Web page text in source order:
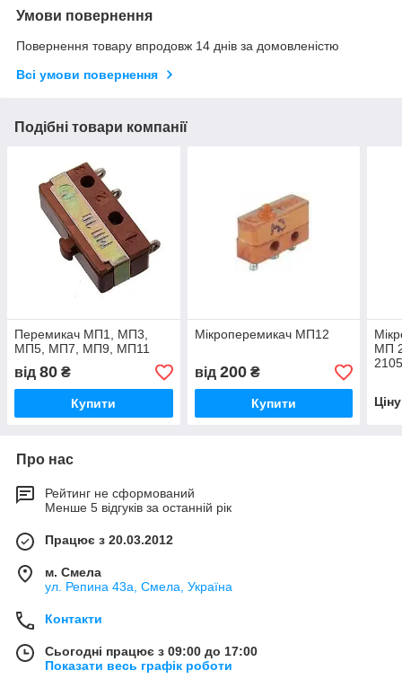
Умови повернення
Повернення товару впродовж 14 днів за домовленістю
Всі умови повернення
Подібні товари компанії
Перемикач МП1, МП3,
МП5, МП7, МП9, МП11
від 80 ₴
Купити
Мікроперемикач МП12
від 200₴
Купити
МП
Про нас
Рейтинг не сформований
Менше 5 відгуків за останній рік
Працює з 20.03.2012
м. Смела
ул. Репина 43а, Смела, Україна
Контакти
Сьогодні працює з 09:00 до 17:00
Показати весь графік роботи